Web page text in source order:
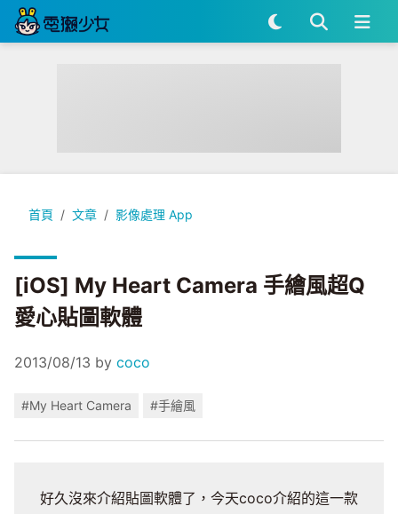
首頁 文章 影像處理 App
[iOS] My Heart Camera 手繪風超Q愛心貼圖軟體
[iOS] My Heart Camera 手繪風超Q
愛心貼圖軟體
2013/08/13 by coco
#My Heart Camera #手繪風
好久沒來介紹貼圖軟體了，今天coco介紹的這一款